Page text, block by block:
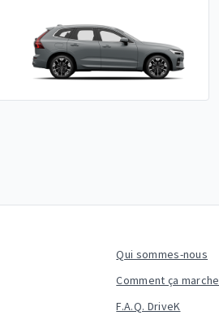
Qui sommes-nous
Comment ça marche
F.A.Q. DriveK